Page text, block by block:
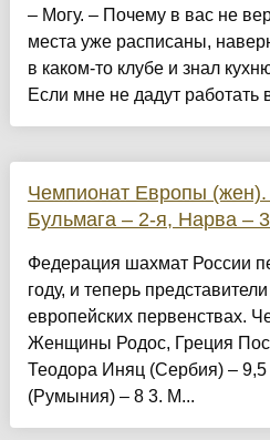
– Могу. – Почему в вас не
места уже расписаны,
в каком-то клубе и знал
Если мне не дадут работать
Чемпионат Европы
Бульмага – 2-я, Нарва –
Федерация шахмат России
году, и теперь
европейских первенствах.
Женщины Родос, Греция
Теодора Иняц (Сербия) –
(Румыния) – 8 3. М...